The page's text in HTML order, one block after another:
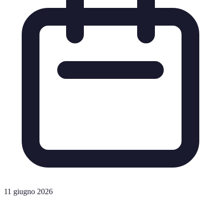
11 giugno 2026